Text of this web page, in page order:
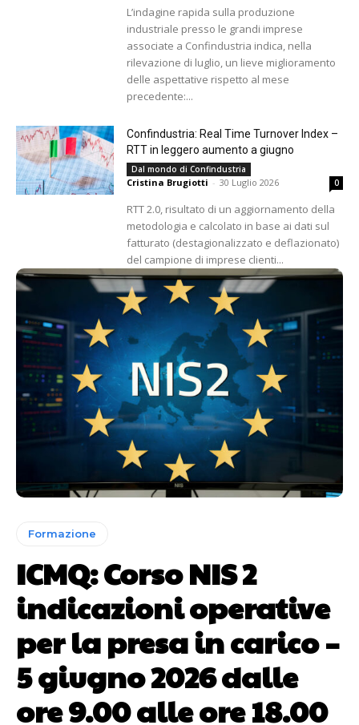
L’indagine rapida sulla produzione
industriale presso le grandi imprese
associate a Confindustria indica, nella
rilevazione di luglio, un lieve miglioramento
delle aspettative rispetto al mese
precedente:...
Confindustria: Real Time Turnover Index –
RTT in leggero aumento a giugno
Dal mondo di Confindustria
Cristina Brugiotti - 30 Luglio 2026 0
RTT 2.0, risultato di un aggiornamento della
metodologia e calcolato in base ai dati sul
fatturato (destagionalizzato e deflazionato)
del campione di imprese clienti...
Formazione
ICMQ: Corso NIS 2
indicazioni operative
per la presa in carico –
5 giugno 2026 dalle
ore 9.00 alle ore 18.00